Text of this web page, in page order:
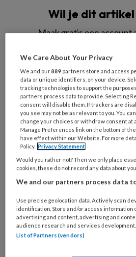
Wil je dit artikel
Maak gratis een account
Al een account of
Wat
is
je
e-
mailadres?
*
Kies
je
wachtwoord* *
Kies
functie *
Bij
welke
organisatie
We Care About Your Privacy
We and our889 partners store and access
data or unique identifiers, on your device.
tracking technologies to support the
partners process data to provide. Selecting
consent will disable them. If trackers are
you see may not be as relevant to you. You
change your choices or withdraw consent at
Manage Preferences link on the bottom of
have effect within our Website. For more
Policy. Privacy Statement
Would you rather not? Then we only place
cookies, these do not record any data about
We and our partners process data
Use precise geolocation data. Actively scan
identification. Store and/or access information
advertising and content, advertising and
audience research and services development.
List of Partners (vendors)